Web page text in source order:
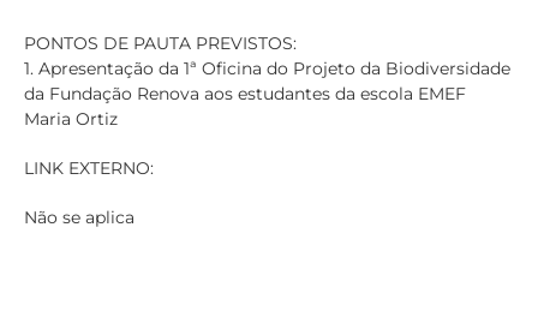
PONTOS DE PAUTA PREVISTOS:
1. Apresentação da 1ª Oficina do Projeto da Biodiversidade
da Fundação Renova aos estudantes da escola EMEF
Maria Ortiz
LINK EXTERNO:
Não se aplica